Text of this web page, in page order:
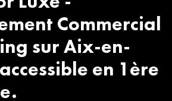
Commercial
sur Aix-en-
en 1ère